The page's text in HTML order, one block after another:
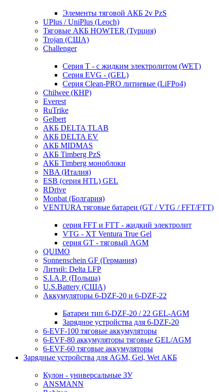
Элементы тяговой АКБ 2v PzS
UPlus / UniPlus (Leoch)
Тяговые АКБ HOWTER (Турция)
Trojan (США)
Challenger
Серия T - с жидким электролитом (WET)
Серия EVG - (GEL)
Серия Clean-PRO литиевые (LiFPo4)
Chilwee (КНР)
Everest
RuTrike
Gelbert
АКБ DELTA TLAB
АКБ DELTA EV
АКБ MIDMAS
АКБ Timberg PzS
АКБ Timberg моноблоки
NBA (Италия)
ESB (серия HTL) GEL
RDrive
Monbat (Болгария)
VENTURA тяговые батареи (GT / VTG / FFT/FTT)
серия FFT и FTT - жидкий электролит
VTG - XT Ventura True Gel
серия GT - тяговый AGM
QUIMO
Sonnenschein GF (Германия)
Литий: Delta LFP
S.I.A.P. (Польша)
U.S.Battery (США)
Аккумуляторы 6-DZF-20 и 6-DZF-22
Батареи тип 6-DZF-20 / 22 GEL-AGM
Зарядное устройства для 6-DZF-20
6-EVF-100 тяговые аккумуляторы
6-EVF-80 аккумуляторы тяговые GEL/AGM
6-EVF-60 тяговые аккумуляторы
Зарядные устройства для AGM, Gel, Wet АКБ
Кулон - универсальные ЗУ
ANSMANN